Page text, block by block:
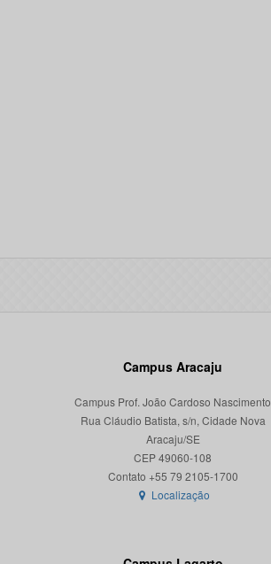
Campus Aracaju
Campus Prof. João Cardoso Nascimento
Rua Cláudio Batista, s/n, Cidade Nova
Aracaju/SE
CEP 49060-108
Localização